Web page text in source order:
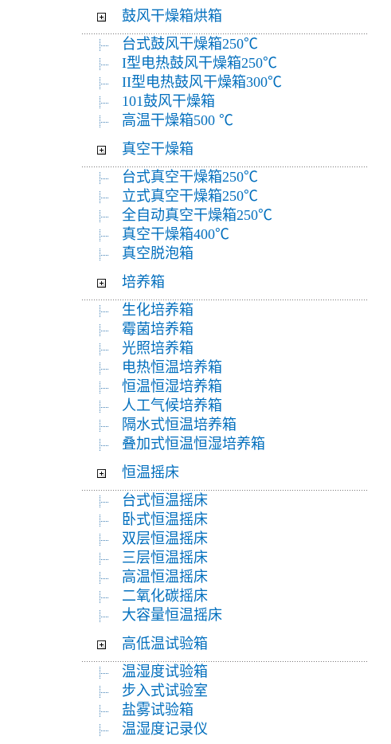
鼓风干燥箱烘箱
台式鼓风干燥箱250℃
I型电热鼓风干燥箱250℃
II型电热鼓风干燥箱300℃
101鼓风干燥箱
高温干燥箱500 ℃
真空干燥箱
台式真空干燥箱250℃
立式真空干燥箱250℃
全自动真空干燥箱250℃
真空干燥箱400℃
真空脱泡箱
培养箱
生化培养箱
霉菌培养箱
光照培养箱
电热恒温培养箱
恒温恒湿培养箱
人工气候培养箱
隔水式恒温培养箱
叠加式恒温恒湿培养箱
恒温摇床
台式恒温摇床
卧式恒温摇床
双层恒温摇床
三层恒温摇床
高温恒温摇床
二氧化碳摇床
大容量恒温摇床
高低温试验箱
温湿度试验箱
步入式试验室
盐雾试验箱
温湿度记录仪